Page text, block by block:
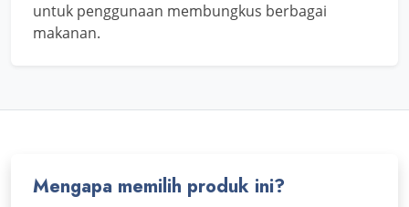
untuk penggunaan membungkus berbagai
makanan.
Mengapa memilih produk ini?